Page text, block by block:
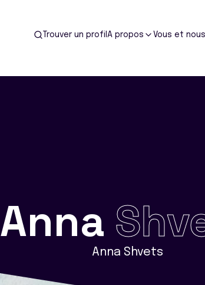
Trouver un profil A propos Vous et nous
Anna
Anna Shvets